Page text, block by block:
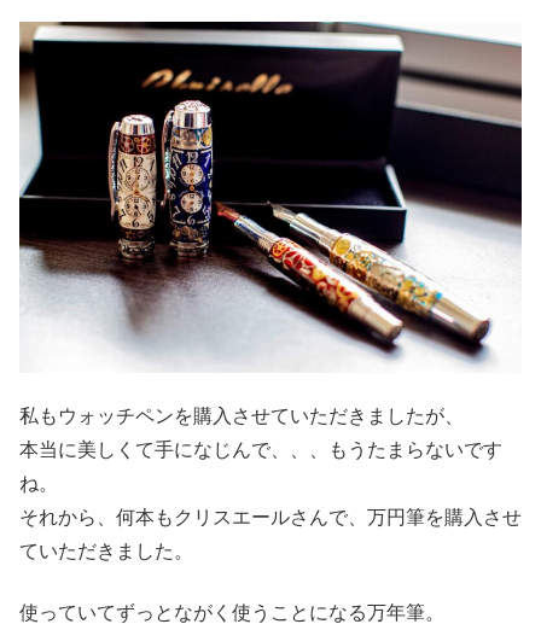
私もウォッチペンを購入させていただきましたが、
本当に美しくて手になじんで、、、もうたまらないです
ね。
それから、何本もクリスエールさんで、万円筆を購入させ
ていただきました。
使っていてずっとながく使うことになる万年筆。